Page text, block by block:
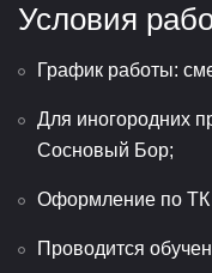
Условия
График работы:
Для иногородних
Сосновый Бор;
Оформление по
Проводится